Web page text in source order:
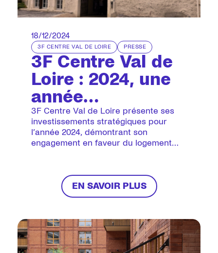
18/12/2024
3F CENTRE VAL DE LOIRE PRESSE
3F Centre Val de
Loire : 2024, une
année
d’investissements
durables et
diversifiés dans
social. En 2025,
413 logements
mis en chantier.
3F Centre Val de Loire présente ses
investissements stratégiques pour
l’année 2024, démontrant son
engagement en faveur du logement
EN SAVOIR PLUS